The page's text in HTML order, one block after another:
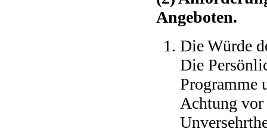
Angeboten.
Die Würde
Die
Programme
Achtung